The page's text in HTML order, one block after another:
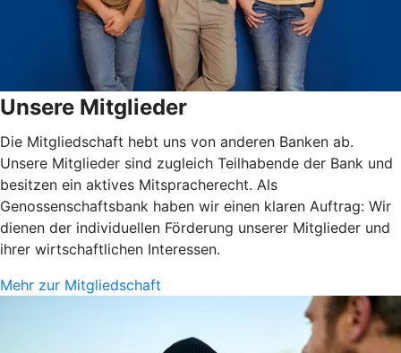
Unsere Mitglieder
Die Mitgliedschaft hebt uns von anderen Banken ab.
Unsere Mitglieder sind zugleich Teilhabende der Bank und
besitzen ein aktives Mitspracherecht. Als
Genossenschaftsbank haben wir einen klaren Auftrag: Wir
dienen der individuellen Förderung unserer Mitglieder und
ihrer wirtschaftlichen Interessen.
Mehr zur Mitgliedschaft